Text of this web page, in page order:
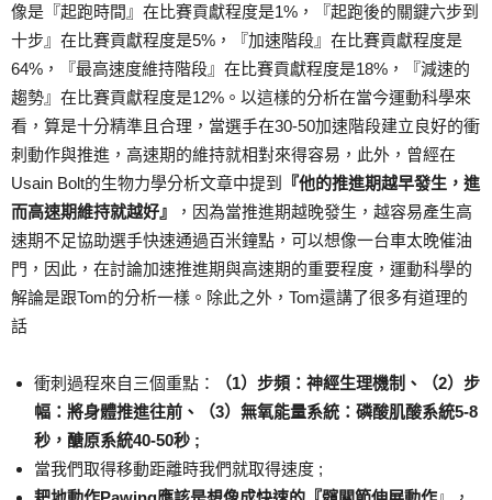
像是『起跑時間』在比賽貢獻程度是1%，『起跑後的關鍵六步到
十步』在比賽貢獻程度是5%，『加速階段』在比賽貢獻程度是
64%，『最高速度維持階段』在比賽貢獻程度是18%，『減速的
趨勢』在比賽貢獻程度是12%。以這樣的分析在當今運動科學來
看，算是十分精準且合理，當選手在30-50加速階段建立良好的衝
刺動作與推進，高速期的維持就相對來得容易，此外，曾經在
Usain Bolt的生物力學分析文章中提到
『他的推進期越早發生，進
而高速期維持就越好』
，因為當推進期越晚發生，越容易產生高
速期不足協助選手快速通過百米鐘點，可以想像一台車太晚催油
門，因此，在討論加速推進期與高速期的重要程度，運動科學的
解論是跟Tom的分析一樣。除此之外，Tom還講了很多有道理的
話
衝刺過程來自三個重點：
（1）步頻：神經生理機制、（2）步
幅：將身體推進往前、（3）無氧能量系統：磷酸肌酸系統5-8
秒，醣原系統40-50秒 ;
當我們取得移動距離時我們就取得速度 ;